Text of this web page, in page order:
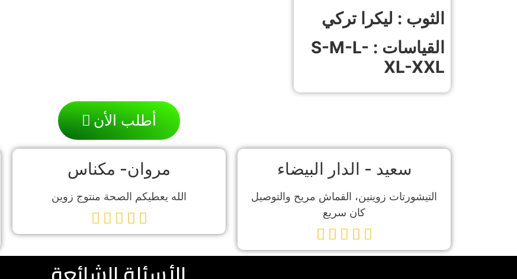
الثوب : ليكرا تركي
القياسات : S-M-L-
XL-XXL
أطلب الأن
سعيد - الدار البيضاء​
التيشورتات زوينين، القماش مريح والتوصيل
كان سريع





مروان- مكناس
الله يعطيكم الصحة منتوج زوين




